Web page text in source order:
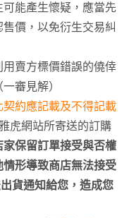
能產生懷疑，應當先
價，以免衍生交易糾
賣方標價錯誤的僥倖
一審見解）
約應記載及不得記載
虎網站所寄送的訂購
家保留訂單接受與否權
形導致商店無法接受
貨通知給您，造成您